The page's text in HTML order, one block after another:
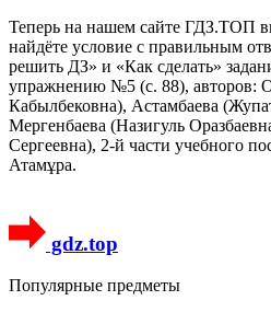
Теперь на нашем сайте ГДЗ.ТОП
найдёте условие с правильным
решить ДЗ» и «Как сделать»
упражнению №5 (с. 88), авторов:
Кабылбековна), Астамбаева
Мергенбаева (Назигуль
Сергеевна), 2-й части учебного
Атамұра.
gdz.top
Популярные предметы